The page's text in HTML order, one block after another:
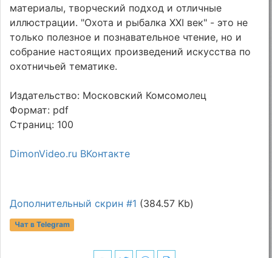
материалы, творческий подход и отличные
иллюстрации. "Охота и рыбалка XXI век" - это не
только полезное и познавательное чтение, но и
собрание настоящих произведений искусства по
охотничьей тематике.
Издательство: Московский Комсомолец
Формат: pdf
Страниц: 100
DimonVideo.ru ВКонтакте
Дополнительный скрин #1 (384.57 Kb)
Чат в Telegram